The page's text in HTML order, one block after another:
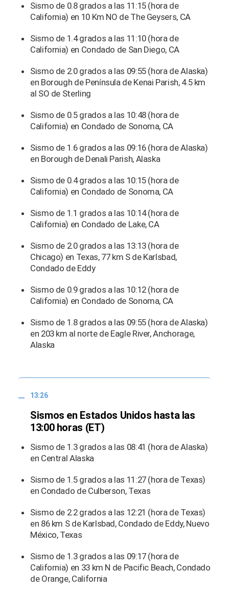
Sismo de 0.8 grados a las 11:15 (hora de
California) en 10 Km NO de The Geysers, CA
Sismo de 1.4 grados a las 11:10 (hora de
California) en Condado de San Diego, CA
Sismo de 2.0 grados a las 09:55 (hora de Alaska)
en Borough de Península de Kenai Parish, 4.5 km
al SO de Sterling
Sismo de 0.5 grados a las 10:48 (hora de
California) en Condado de Sonoma, CA
Sismo de 1.6 grados a las 09:16 (hora de Alaska)
en Borough de Denali Parish, Alaska
Sismo de 0.4 grados a las 10:15 (hora de
California) en Condado de Sonoma, CA
Sismo de 1.1 grados a las 10:14 (hora de
California) en Condado de Lake, CA
Sismo de 2.0 grados a las 13:13 (hora de
Chicago) en Texas, 77 km S de Karlsbad,
Condado de Eddy
Sismo de 0.9 grados a las 10:12 (hora de
California) en Condado de Sonoma, CA
Sismo de 1.8 grados a las 09:55 (hora de Alaska)
en 203 km al norte de Eagle River, Anchorage,
Alaska
13:26
Sismos en Estados Unidos hasta las
13:00 horas (ET)
Sismo de 1.3 grados a las 08:41 (hora de Alaska)
en Central Alaska
Sismo de 1.5 grados a las 11:27 (hora de Texas)
en Condado de Culberson, Texas
Sismo de 2.2 grados a las 12:21 (hora de Texas)
en 86 km S de Karlsbad, Condado de Eddy, Nuevo
México, Texas
Sismo de 1.3 grados a las 09:17 (hora de
California) en 33 km N de Pacific Beach, Condado
de Orange, California